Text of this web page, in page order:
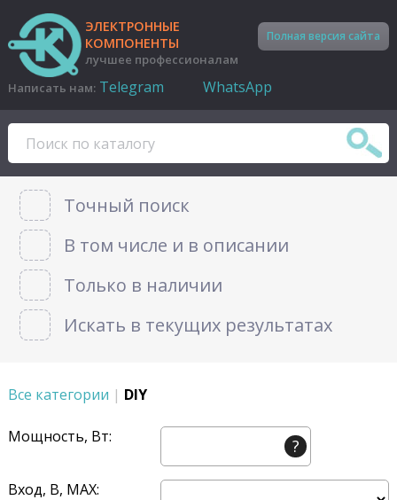
ЭЛЕКТРОННЫЕ
КОМПОНЕНТЫ
лучшее профессионалам
Полная версия сайта
Написать нам: Telegram WhatsApp
Точный поиск
В том числе и в описании
Только в наличии
Искать в текущих результатах
Все категории | DIY
Мощность, Вт: ?
Вход, В, MAX: